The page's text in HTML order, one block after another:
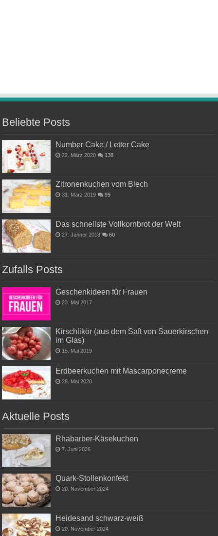
Beliebte Posts
Number Cake / Letter Cake
22. März 2020 138
Zitronenkuchen vom Blech
31. März 2019 99
Das schnellste Vollkornbrot der Welt
27. Jänner 2018 60
Zufalls Posts
Geschenkideen für Frauen
23. Mai 2017
Kirschlikör (aus dem Saft von Sauerkirschen
im Glas)
15. Mai 2019
Erdbeerkuchen mit Mascarponecreme
28. Mai 2020
Aktuelle Posts
Rhabarber-Käsekuchen
7. Juni 2026
Quark-Stollenkonfekt
20. November 2024
Heidesand schwarz-weiß
20. November 2024